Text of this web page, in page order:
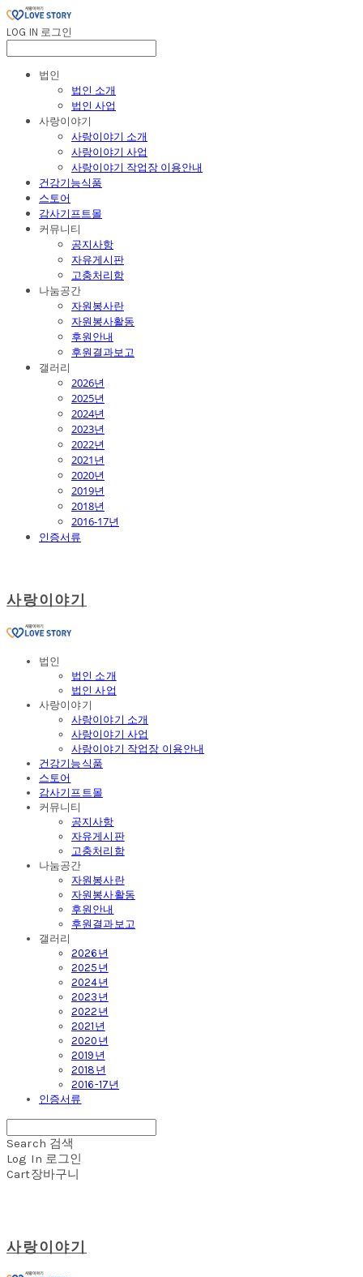
LOG IN 로그인
법인
법인 소개
법인 사업
사랑이야기
사랑이야기 소개
사랑이야기 사업
사랑이야기 작업장 이용안내
건강기능식품
스토어
감사기프트몰
커뮤니티
공지사항
자유게시판
고충처리함
나눔공간
자원봉사란
자원봉사활동
후원안내
후원결과보고
갤러리
2026년
2025년
2024년
2023년
2022년
2021년
2020년
2019년
2018년
2016-17년
인증서류
사랑이야기
법인
법인 소개
법인 사업
사랑이야기
사랑이야기 소개
사랑이야기 사업
사랑이야기 작업장 이용안내
건강기능식품
스토어
감사기프트몰
커뮤니티
공지사항
자유게시판
고충처리함
나눔공간
자원봉사란
자원봉사활동
후원안내
후원결과보고
갤러리
2026년
2025년
2024년
2023년
2022년
2021년
2020년
2019년
2018년
2016-17년
인증서류
Search 검색
Log In 로그인
Cart장바구니
사랑이야기